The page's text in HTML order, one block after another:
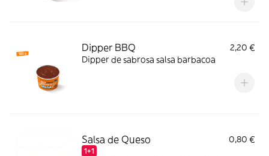
Dipper BBQ
2,20 €
Dipper de sabrosa salsa barbacoa
Salsa de Queso
1+1
0,80 €